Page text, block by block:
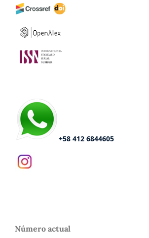
+58 412 6844605
Número actual